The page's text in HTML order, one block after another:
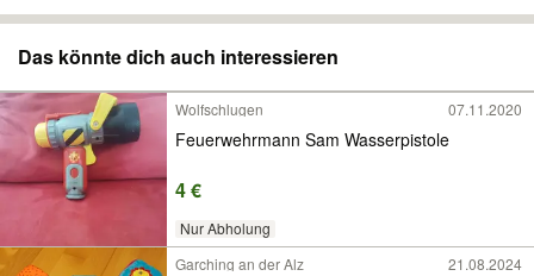
Das könnte dich auch interessieren
Wolfschlugen 07.11.2020
Feuerwehrmann Sam Wasserpistole
4 €
Nur Abholung
Garching an der Alz
21.08.2024